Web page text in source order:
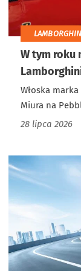
W tym roku
Włoska
Miura na
28 lipca 2026